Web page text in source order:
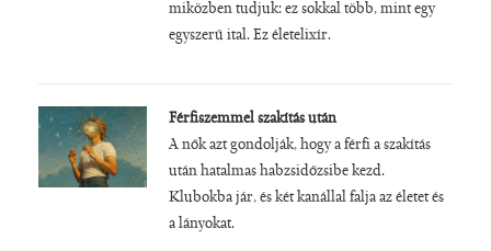
miközben tudjuk: ez sokkal több, mint egy
egyszerű ital. Ez életelixír.
Férfiszemmel szakítás után
A nők azt gondolják, hogy a férfi a szakítás
után hatalmas habzsidőzsibe kezd.
Klubokba jár, és két kanállal falja az életet és
a lányokat.